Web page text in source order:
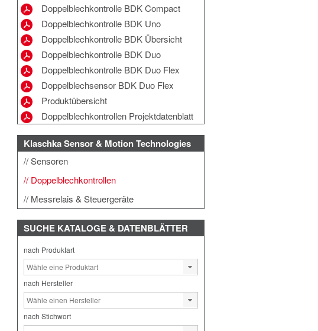
Doppelblechkontrolle BDK Compact
Doppelblechkontrolle BDK Uno
Doppelblechkontrolle BDK Übersicht
Doppelblechkontrolle BDK Duo
Doppelblechkontrolle BDK Duo Flex
Doppelblechsensor BDK Duo Flex
Produktübersicht
Doppelblechkontrollen Projektdatenblatt
Klaschka Sensor & Motion Technologies
Sensoren
Doppelblechkontrollen
Messrelais & Steuergeräte
SUCHE KATALOGE & DATENBLÄTTER
nach Produktart
nach Hersteller
nach Stichwort